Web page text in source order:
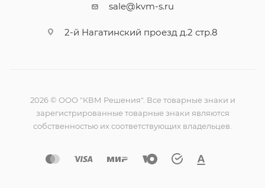
sale@kvm-s.ru
2-й Нагатинский проезд д.2 стр.8
2026 © ООО "КВМ Решения". Все товарные знаки и
зарегистрированные товарные знаки являются
собственностью их соответствующих владельцев.